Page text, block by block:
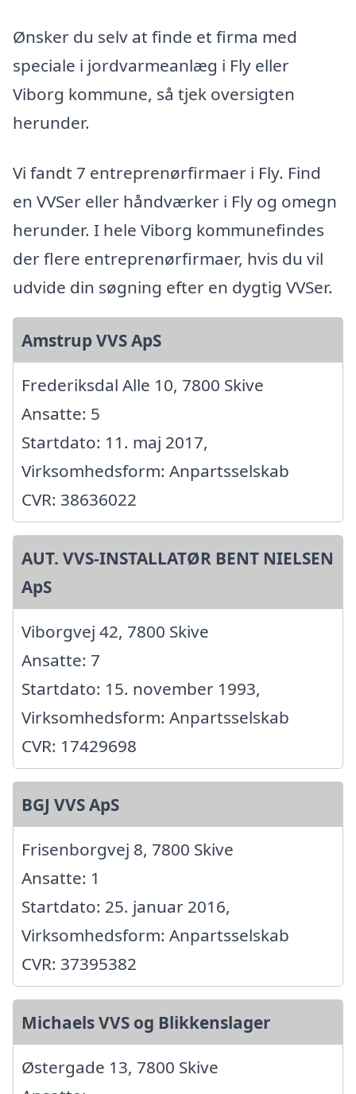
Ønsker du selv at finde et firma med
speciale i jordvarmeanlæg i Fly eller
Viborg kommune, så tjek oversigten
herunder.
Vi fandt 7 entreprenørfirmaer i Fly. Find
en VVSer eller håndværker i Fly og omegn
herunder. I hele Viborg kommunefindes
der flere entreprenørfirmaer, hvis du vil
udvide din søgning efter en dygtig VVSer.
Amstrup VVS ApS
Frederiksdal Alle 10, 7800 Skive
Ansatte: 5
Startdato: 11. maj 2017,
Virksomhedsform: Anpartsselskab
CVR: 38636022
AUT. VVS-INSTALLATØR BENT NIELSEN
ApS
Viborgvej 42, 7800 Skive
Ansatte: 7
Startdato: 15. november 1993,
Virksomhedsform: Anpartsselskab
CVR: 17429698
BGJ VVS ApS
Frisenborgvej 8, 7800 Skive
Ansatte: 1
Startdato: 25. januar 2016,
Virksomhedsform: Anpartsselskab
CVR: 37395382
Michaels VVS og Blikkenslager
Østergade 13, 7800 Skive